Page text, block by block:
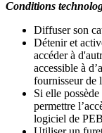
Conditions
Diffuser son
Détenir et
accéder à
accessible à d’
fournisseur de
Si elle
permettre l’
logiciel de